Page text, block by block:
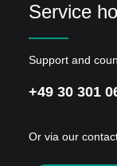
Service
Support and
+49 30 301
Or via our